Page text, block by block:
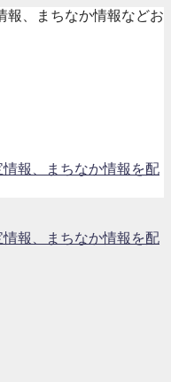
報、まちなか情報などお